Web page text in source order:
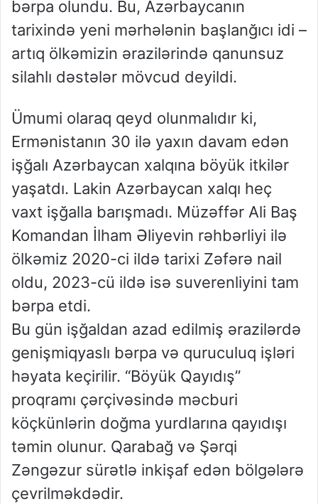
bərpa olundu. Bu, Azərbaycanın
tarixində yeni mərhələnin başlanğıcı idi –
artıq ölkəmizin ərazilərində qanunsuz
silahlı dəstələr mövcud deyildi.
Ümumi olaraq qeyd olunmalıdır ki,
Ermənistanın 30 ilə yaxın davam edən
işğalı Azərbaycan xalqına böyük itkilər
yaşatdı. Lakin Azərbaycan xalqı heç
vaxt işğalla barışmadı. Müzəffər Ali Baş
Komandan İlham Əliyevin rəhbərliyi ilə
ölkəmiz 2020-ci ildə tarixi Zəfərə nail
oldu, 2023-cü ildə isə suverenliyini tam
bərpa etdi.
Bu gün işğaldan azad edilmiş ərazilərdə
genişmiqyaslı bərpa və quruculuq işləri
həyata keçirilir. “Böyük Qayıdış”
proqramı çərçivəsində məcburi
köçkünlərin doğma yurdlarına qayıdışı
təmin olunur. Qarabağ və Şərqi
Zəngəzur sürətlə inkişaf edən bölgələrə
çevrilməkdədir.